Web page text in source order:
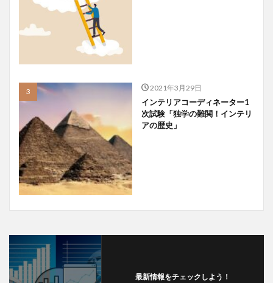
2021年3月29日
インテリアコーディネーター1
次試験「独学の難関！インテリ
アの歴史」
最新情報をチェックしよう！